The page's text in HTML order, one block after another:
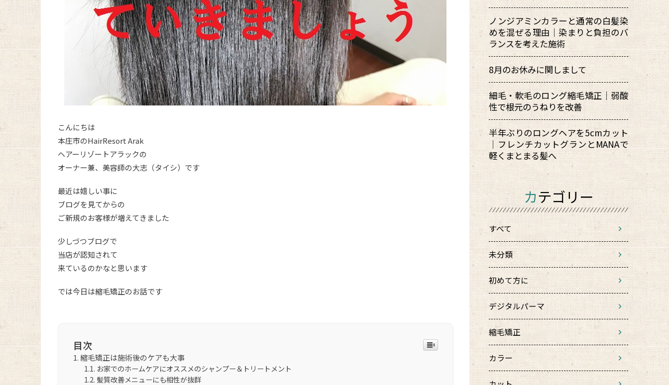
こんにちは
本庄市のHairResort Arak
ヘアーリゾートアラックの
オーナー兼、美容師の大志（タイシ）です
最近は嬉しい事に
ブログを見てからの
ご新規のお客様が増えてきました
少しづつブログで
当店が認知されて
来ているのかなと思います
では今日は縮毛矯正のお話です
目次
縮毛矯正は施術後のケアも大事
お家でのホームケアにオススメのシャンプー＆トリートメント
髪質改善メニューにも相性が抜群
ノンジアミンカラーと通常の白髪染
めを混ぜる理由｜染まりと負担のバ
ランスを考えた施術
8月のお休みに関しまして
細毛・軟毛のロング縮毛矯正｜弱酸
性で根元のうねりを改善
半年ぶりのロングヘアを5cmカット
｜フレンチカットグランとMANAで
軽くまとまる髪へ
カテゴリー
すべて
未分類
初めて方に
デジタルパーマ
縮毛矯正
カラー